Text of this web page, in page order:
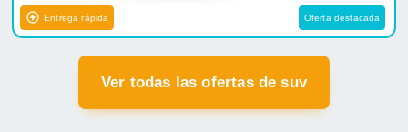
Entrega rápida Oferta destacada
Ver todas las ofertas de suv